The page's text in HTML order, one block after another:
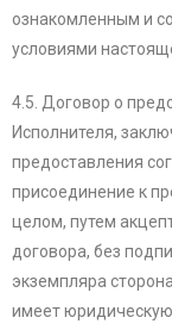
ознакомленным и
условиями
4.5. Договор о
Исполнителя,
предоставления
присоединение к
целом, путем
договора, без
экземпляра
имеет юридическую